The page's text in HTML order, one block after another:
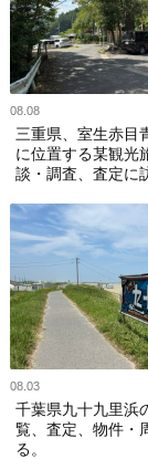
08.08
三重県、室生赤目
に位置する某観光
談・調査、査定に
08.03
千葉県九十九里浜
覧、査定、物件・
る。